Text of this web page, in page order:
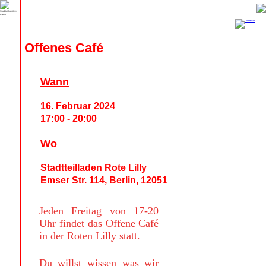
Offenes Café
Jeden Freitag von 17-20
Uhr findet das Offene Café
in der Roten Lilly statt.
Du willst wissen was wir
Wann
16. Februar 2024
17:00 - 20:00
Wo
Stadtteilladen Rote Lilly
Emser Str. 114, Berlin, 12051